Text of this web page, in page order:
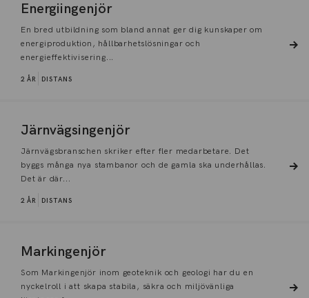
Energiingenjör
En bred utbildning som bland annat ger dig kunskaper om
energiproduktion, hållbarhetslösningar och
energieffektivisering...
2 ÅR DISTANS
Järnvägsingenjör
Järnvägsbranschen skriker efter fler medarbetare. Det
byggs många nya stambanor och de gamla ska underhållas.
Det är där...
2 ÅR DISTANS
Markingenjör
Som Markingenjör inom geoteknik och geologi har du en
nyckelroll i att skapa stabila, säkra och miljövänliga